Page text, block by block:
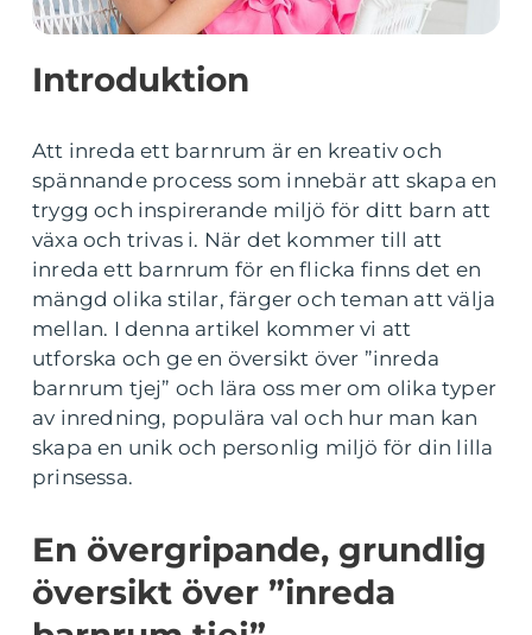
Introduktion
Att inreda ett barnrum är en kreativ och
spännande process som innebär att skapa en
trygg och inspirerande miljö för ditt barn att
växa och trivas i. När det kommer till att
inreda ett barnrum för en flicka finns det en
mängd olika stilar, färger och teman att välja
mellan. I denna artikel kommer vi att
utforska och ge en översikt över ”inreda
barnrum tjej” och lära oss mer om olika typer
av inredning, populära val och hur man kan
skapa en unik och personlig miljö för din lilla
prinsessa.
En övergripande, grundlig
översikt över ”inreda